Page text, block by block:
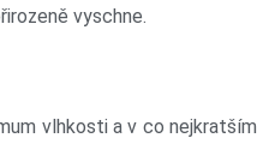
vyschne.
vlhkosti a v co nejkratším